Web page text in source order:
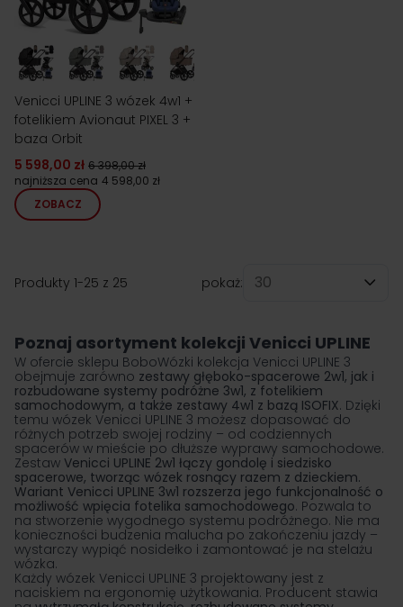
Venicci UPLINE 3 wózek 4w1 +
fotelikiem Avionaut PIXEL 3 +
baza Orbit
5 598,00 zł 6 398,00 zł
najniższa cena 4 598,00 zł
ZOBACZ
Produkty 1-25 z 25
pokaż:
Poznaj asortyment kolekcji Venicci UPLINE
W ofercie sklepu BoboWózki kolekcja Venicci UPLINE 3
obejmuje zarówno zestawy głęboko-spacerowe 2w1, jak i
rozbudowane systemy podróżne 3w1, z fotelikiem
samochodowym, a także zestawy 4w1 z bazą ISOFIX. Dzięki
temu wózek Venicci UPLINE 3 możesz dopasować do
różnych potrzeb swojej rodziny – od codziennych
spacerów w mieście po dłuższe wyprawy samochodowe.
Zestaw Venicci UPLINE 2w1 łączy gondolę i siedzisko
spacerowe, tworząc wózek rosnący razem z dzieckiem.
Wariant Venicci UPLINE 3w1 rozszerza jego funkcjonalność o
możliwość wpięcia fotelika samochodowego. Pozwala to
na stworzenie wygodnego systemu podróżnego. Nie ma
konieczności budzenia malucha po zakończeniu jazdy –
wystarczy wypiąć nosidełko i zamontować je na stelażu
wózka.
Każdy wózek Venicci UPLINE 3 projektowany jest z
naciskiem na ergonomię użytkowania. Producent stawia